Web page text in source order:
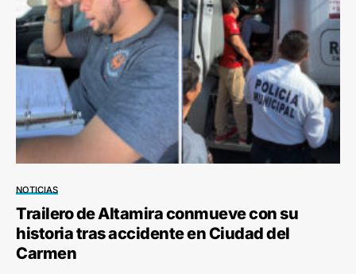
NOTICIAS
Trailero de Altamira conmueve con su
historia tras accidente en Ciudad del
Carmen